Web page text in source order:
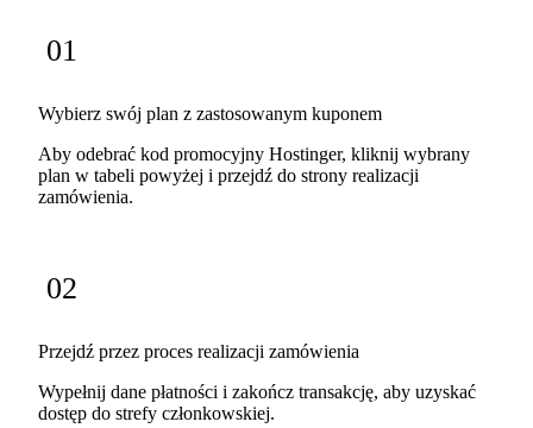
01
Wybierz swój plan z zastosowanym kuponem
Aby odebrać kod promocyjny Hostinger, kliknij wybrany
plan w tabeli powyżej i przejdź do strony realizacji
zamówienia.
02
Przejdź przez proces realizacji zamówienia
Wypełnij dane płatności i zakończ transakcję, aby uzyskać
dostęp do strefy członkowskiej.